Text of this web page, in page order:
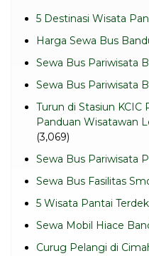
5 Destinasi Wisata
Harga Sewa Bus
Sewa Bus Pariwisata
Sewa Bus Pariwisata
Turun di Stasiun KCIC
Panduan Wisatawan
(3,069)
Sewa Bus Pariwisata
Sewa Bus Fasilitas
5 Wisata Pantai
Sewa Mobil Hiace
Curug Pelangi di